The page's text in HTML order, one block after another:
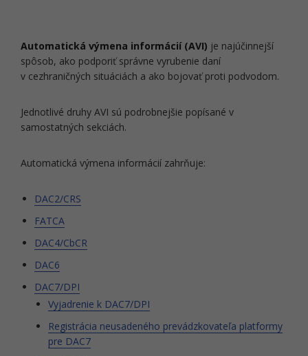
Automatická výmena informácií (AVI) je najúčinnejší
spôsob, ako podporiť správne vyrubenie daní
v cezhraničných situáciách a ako bojovať proti podvodom.
Jednotlivé druhy AVI sú podrobnejšie popísané v
samostatných sekciách.
Automatická výmena informácií zahrňuje:
DAC2/CRS
FATCA
DAC4/CbCR
DAC6
DAC7/DPI
Vyjadrenie k DAC7/DPI
Registrácia neusadeného prevádzkovateľa platformy
pre DAC7